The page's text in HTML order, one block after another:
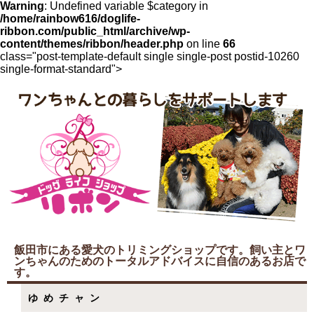
Warning: Undefined variable $category in
/home/rainbow616/doglife-
ribbon.com/public_html/archive/wp-
content/themes/ribbon/header.php on line 66
class="post-template-default single single-post postid-10260
single-format-standard">
飯田市にある愛犬のトリミングショップです。飼い主とワ
ンちゃんのためのトータルアドバイスに自信のあるお店で
す。
ゆめチャン